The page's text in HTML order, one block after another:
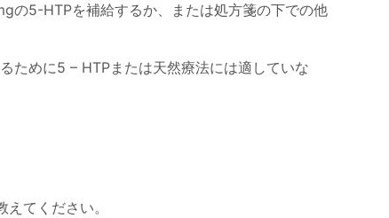
の5-HTPを補給するか、または処方箋の下での他
ために5 – HTPまたは天然療法には適していな
てください。